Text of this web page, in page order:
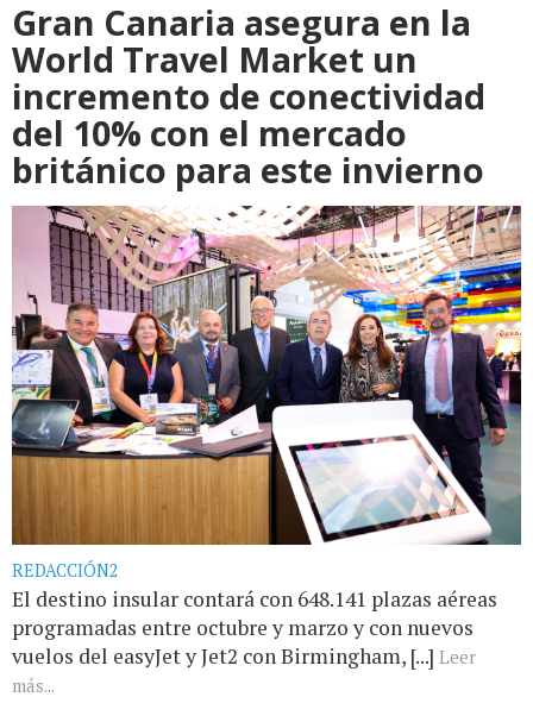
Gran Canaria asegura en la
World Travel Market un
incremento de conectividad
del 10% con el mercado
británico para este invierno
REDACCIÓN2
El destino insular contará con 648.141 plazas aéreas
programadas entre octubre y marzo y con nuevos
vuelos del easyJet y Jet2 con Birmingham, [...] Leer
más...